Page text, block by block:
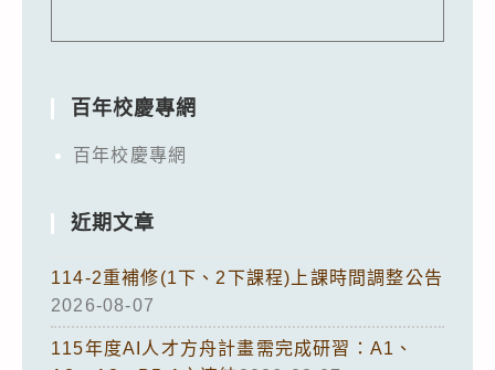
百年校慶專網
百年校慶專網
近期文章
114-2重補修(1下、2下課程)上課時間調整公告
2026-08-07
115年度AI人才方舟計畫需完成研習：A1、